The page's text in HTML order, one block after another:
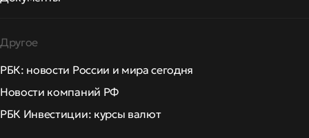
Другое
РБК: новости России и мира сегодня
Новости компаний РФ
РБК Инвестиции: курсы валют